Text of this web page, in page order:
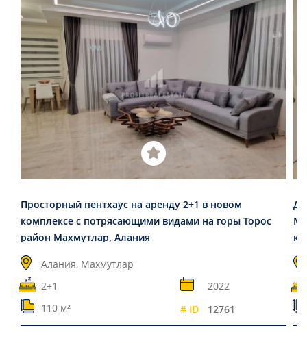
Просторный пентхаус на аренду 2+1 в новом
комплексе с потрясающими видами на горы Торос
район Махмутлар, Алания
Алания, Махмутлар
2+1
2022
110 м²
# ID 12761